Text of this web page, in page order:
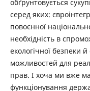
обґрунтовується
серед яких:
повоєнної
необхідність в
екологічної безпеки
можливостей для
прав. І хоча ми вже
функціонування